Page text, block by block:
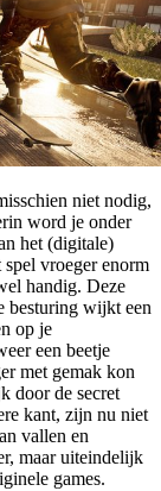
niet nodig,
word je onder
het (digitale)
vroeger enorm
handig. Deze
besturing wijkt een
op je
een beetje
met gemak kon
door de secret
kant, zijn nu niet
vallen en
maar uiteindelijk
games.